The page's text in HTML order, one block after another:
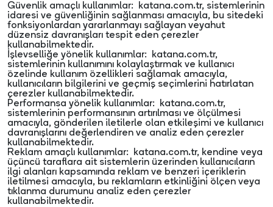
Güvenlik amaçlı kullanımlar: katana.com.tr, sistemlerinin
idaresi ve güvenliğinin sağlanması amacıyla, bu sitedeki
fonksiyonlardan yararlanmayı sağlayan veyahut
düzensiz davranışları tespit eden çerezler
kullanabilmektedir.
İşlevselliğe yönelik kullanımlar: katana.com.tr,
sistemlerinin kullanımını kolaylaştırmak ve kullanıcı
özelinde kullanım özellikleri sağlamak amacıyla,
kullanıcıların bilgilerini ve geçmiş seçimlerini hatırlatan
çerezler kullanabilmektedir.
Performansa yönelik kullanımlar: katana.com.tr,
sistemlerinin performansının artırılması ve ölçülmesi
amacıyla, gönderilen iletilerle olan etkileşimi ve kullanıcı
davranışlarını değerlendiren ve analiz eden çerezler
kullanabilmektedir.
Reklam amaçlı kullanımlar: katana.com.tr, kendine veya
üçüncü taraflara ait sistemlerin üzerinden kullanıcıların
ilgi alanları kapsamında reklam ve benzeri içeriklerin
iletilmesi amacıyla, bu reklamların etkinliğini ölçen veya
tıklanma durumunu analiz eden çerezler
kullanabilmektedir.